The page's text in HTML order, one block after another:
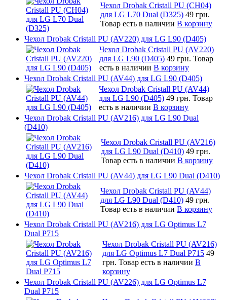
Чехол Drobak Cristall PU (CH04)
для LG L70 Dual (D325) 49 грн.
Товар есть в наличии В корзину
Чехол Drobak Cristall PU (AV220) для LG L90 (D405)
Чехол Drobak Cristall PU (AV220)
для LG L90 (D405) 49 грн. Товар
есть в наличии В корзину
Чехол Drobak Cristall PU (AV44) для LG L90 (D405)
Чехол Drobak Cristall PU (AV44)
для LG L90 (D405) 49 грн. Товар
есть в наличии В корзину
Чехол Drobak Cristall PU (AV216) для LG L90 Dual
(D410)
Чехол Drobak Cristall PU (AV216)
для LG L90 Dual (D410) 49 грн.
Товар есть в наличии В корзину
Чехол Drobak Cristall PU (AV44) для LG L90 Dual (D410)
Чехол Drobak Cristall PU (AV44)
для LG L90 Dual (D410) 49 грн.
Товар есть в наличии В корзину
Чехол Drobak Cristall PU (AV216) для LG Optimus L7
Dual P715
Чехол Drobak Cristall PU (AV216)
для LG Optimus L7 Dual P715 49
грн. Товар есть в наличии В
корзину
Чехол Drobak Cristall PU (AV226) для LG Optimus L7
Dual P715